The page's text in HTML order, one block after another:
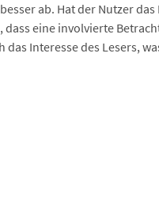
ab. Hat der Nutzer
dass eine involvierte
Interesse des Lesers,